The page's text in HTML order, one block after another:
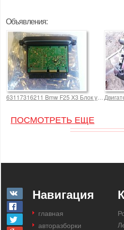
Объявления:
63117316211 Bmw F25 X3 Блок
ПОСМОТРЕТЬ ЕЩЕ
Навигация
главная
авторазборки